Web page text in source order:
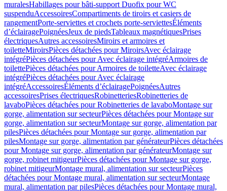
muralesHabillages pour bâti-support Duofix pour WC
suspenduAccessoiresCompartiments de tiroirs et casiers de
rangementPorte-serviettes et crochets porte-serviettesÉléments
d’éclairagePoignéesJeux de piedsTableaux magnétiquesPrises
électriquesAutres accessoiresMiroirs et armoires et
toiletteMiroirsPièces détachées pour MiroirsAvec éclairage
intégréPièces détachées pour Avec éclairage intégréArmoires de
toilettePièces détachées pour Armoires de toiletteAvec éclairage
intégréPièces détachées pour Avec éclairage
intégréAccessoiresÉléments d’éclairagePoignéesAutres
accessoiresPrises électriquesRobinetteriesRobinetteries de
lavaboPièces détachées pour Robinetteries de lavaboMontage sur
gorge, alimentation sur secteurPièces détachées pour Montage sur
gorge, alimentation sur secteurMontage sur gorge, alimentation par
pilesPièces détachées pour Montage sur gorge, alimentation par
pilesMontage sur gorge, alimentation par générateurPièces détachées
pour Montage sur gorge, alimentation par générateurMontage sur
gorge, robinet mitigeurPièces détachées pour Montage sur gorge,
robinet mitigeurMontage mural, alimentation sur secteurPièces
détachées pour Montage mural, alimentation sur secteurMontage
mural, alimentation par pilesPièces détachées pour Montage mural,